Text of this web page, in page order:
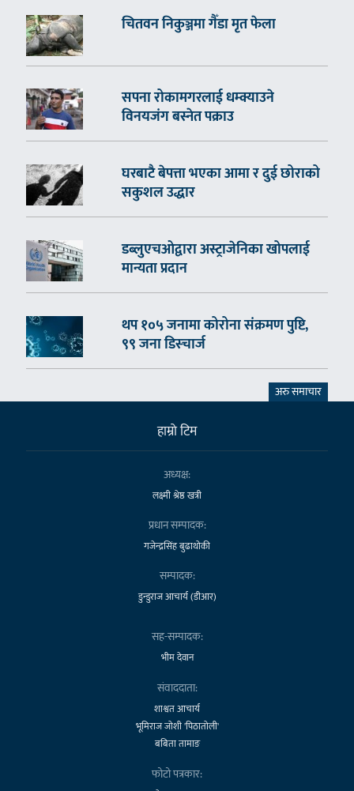
चितवन निकुञ्जमा गैँडा मृत फेला
सपना रोकामगरलाई धम्क्याउने
विनयजंग बस्नेत पक्राउ
घरबाटै बेपत्ता भएका आमा र दुई छोराको
सकुशल उद्धार
डब्लुएचओद्वारा अस्ट्राजेनिका खोपलाई
मान्यता प्रदान
थप १०५ जनामा कोरोना संक्रमण पुष्टि,
९९ जना डिस्चार्ज
अरु समाचार
हाम्राे टिम
अध्यक्ष:
लक्ष्मी श्रेष्ठ खत्री
प्रधान सम्पादक:
गजेन्द्रसिंह बुढाथोकी
सम्पादक:
डुन्डुराज आचार्य (डीआर)
सह-सम्पादक:
भीम देवान
संवाददाता:
शाश्वत आचार्य
भूमिराज जोशी 'पिठातोली'
बबिता तामाङ
फोटो पत्रकार: